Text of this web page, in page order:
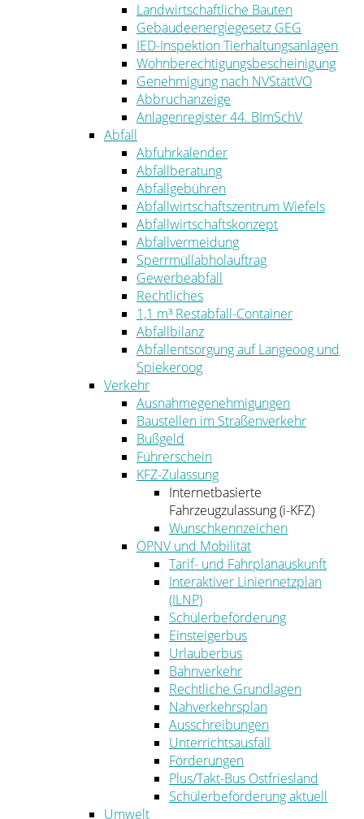
Landwirtschaftliche Bauten
Gebäudeenergiegesetz GEG
IED-Inspektion Tierhaltungsanlagen
Wohnberechtigungsbescheinigung
Genehmigung nach NVStättVO
Abbruchanzeige
Anlagenregister 44. BImSchV
Abfall
Abfuhrkalender
Abfallberatung
Abfallgebühren
Abfallwirtschaftszentrum Wiefels
Abfallwirtschaftskonzept
Abfallvermeidung
Sperrmüllabholauftrag
Gewerbeabfall
Rechtliches
1,1 m³ Restabfall-Container
Abfallbilanz
Abfallentsorgung auf Langeoog und
Spiekeroog
Verkehr
Ausnahmegenehmigungen
Baustellen im Straßenverkehr
Bußgeld
Führerschein
KFZ-Zulassung
Internetbasierte
Fahrzeugzulassung (i-KFZ)
Wunschkennzeichen
ÖPNV und Mobilität
Tarif- und Fahrplanauskunft
Interaktiver Liniennetzplan
(ILNP)
Schülerbeförderung
Einsteigerbus
Urlauberbus
Bahnverkehr
Rechtliche Grundlagen
Nahverkehrsplan
Ausschreibungen
Unterrichtsausfall
Förderungen
Plus/Takt-Bus Ostfriesland
Schülerbeförderung aktuell
Umwelt